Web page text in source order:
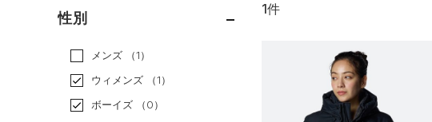
性別
メンズ
（1）
ウィメンズ
（1）
ボーイズ
（0）
1件